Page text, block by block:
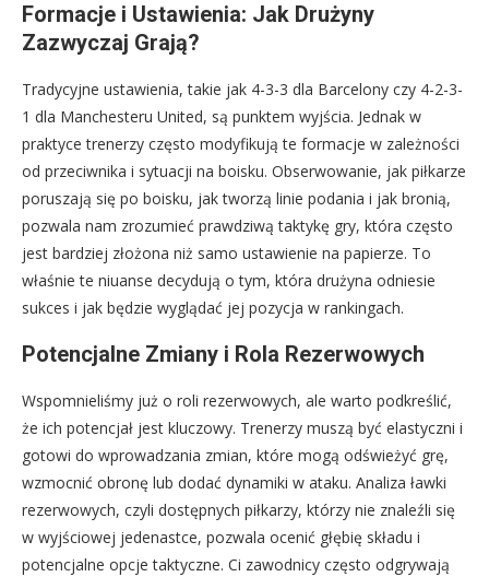
Formacje i Ustawienia: Jak Drużyny
Zazwyczaj Grają?
Tradycyjne ustawienia, takie jak 4-3-3 dla Barcelony czy 4-2-3-
1 dla Manchesteru United, są punktem wyjścia. Jednak w
praktyce trenerzy często modyfikują te formacje w zależności
od przeciwnika i sytuacji na boisku. Obserwowanie, jak piłkarze
poruszają się po boisku, jak tworzą linie podania i jak bronią,
pozwala nam zrozumieć prawdziwą taktykę gry, która często
jest bardziej złożona niż samo ustawienie na papierze. To
właśnie te niuanse decydują o tym, która drużyna odniesie
sukces i jak będzie wyglądać jej pozycja w rankingach.
Potencjalne Zmiany i Rola Rezerwowych
Wspomnieliśmy już o roli rezerwowych, ale warto podkreślić,
że ich potencjał jest kluczowy. Trenerzy muszą być elastyczni i
gotowi do wprowadzania zmian, które mogą odświeżyć grę,
wzmocnić obronę lub dodać dynamiki w ataku. Analiza ławki
rezerwowych, czyli dostępnych piłkarzy, którzy nie znaleźli się
w wyjściowej jedenastce, pozwala ocenić głębię składu i
potencjalne opcje taktyczne. Ci zawodnicy często odgrywają